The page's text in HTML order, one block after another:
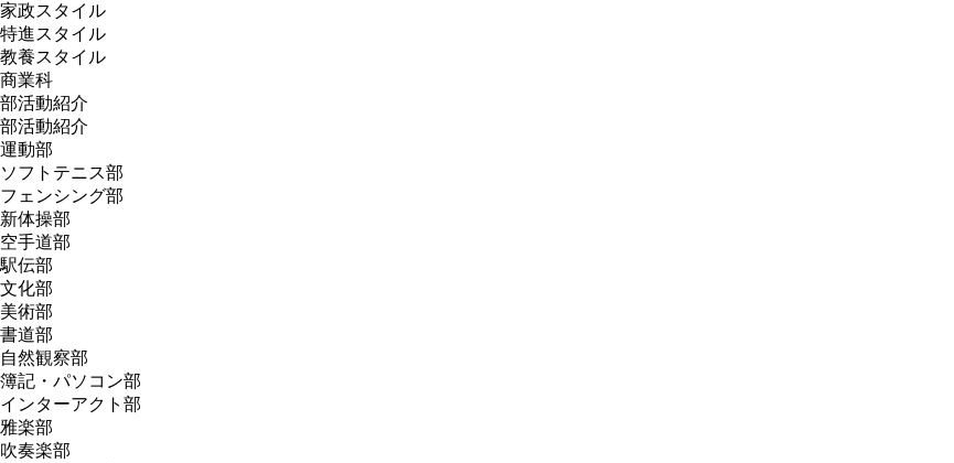
家政スタイル
特進スタイル
教養スタイル
商業科
部活動紹介
部活動紹介
運動部
ソフトテニス部
フェンシング部
新体操部
空手道部
駅伝部
文化部
美術部
書道部
自然観察部
簿記・パソコン部
インターアクト部
雅楽部
吹奏楽部